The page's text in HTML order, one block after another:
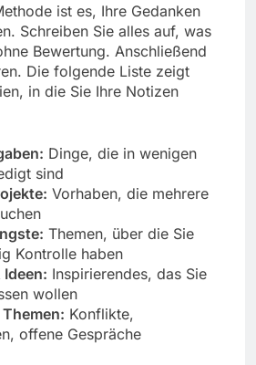
ist es, Ihre Gedanken
Schreiben Sie alles auf, was
Bewertung. Anschließend
Die folgende Liste zeigt
in die Sie Ihre Notizen
Dinge, die in wenigen
sind
Vorhaben, die mehrere
Themen, über die Sie
Kontrolle haben
Inspirierendes, das Sie
wollen
Konflikte,
offene Gespräche